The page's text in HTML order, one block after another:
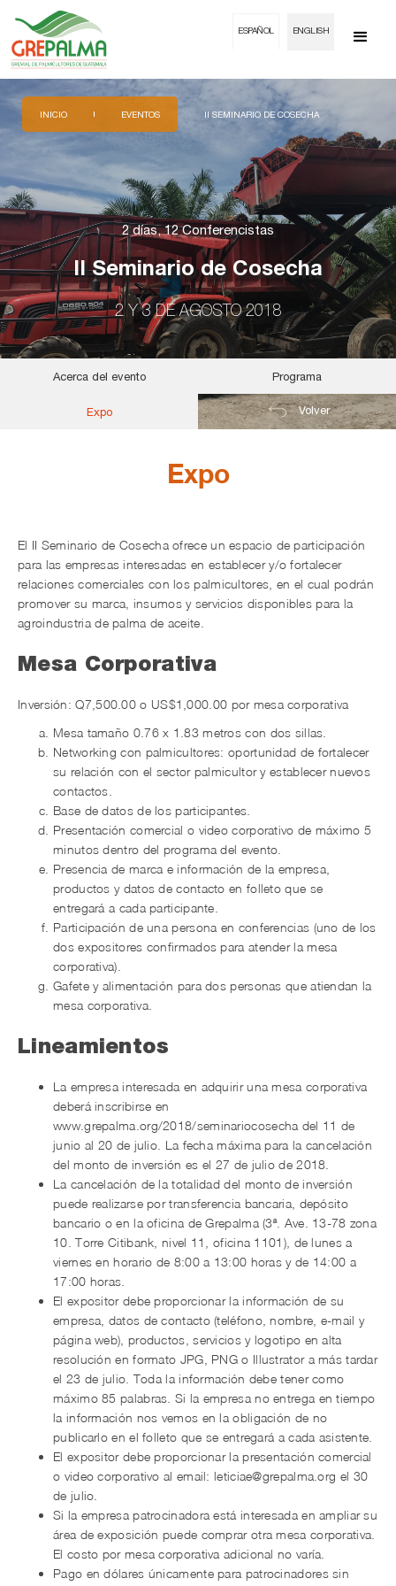
ESPAÑOL ENGLISH
INICIO EVENTOS II SEMINARIO DE COSECHA
2 días, 12 Conferencistas
II Seminario de Cosecha
2 Y 3 DE AGOSTO 2018
Acerca del evento Programa
Expo Volver
Expo
El II Seminario de Cosecha ofrece un espacio de participación
para las empresas interesadas en establecer y/o fortalecer
relaciones comerciales con los palmicultores, en el cual podrán
promover su marca, insumos y servicios disponibles para la
agroindustria de palma de aceite.
Mesa Corporativa
Inversión: Q7,500.00 o US$1,000.00 por mesa corporativa
Mesa tamaño 0.76 x 1.83 metros con dos sillas.
Networking con palmicultores: oportunidad de fortalecer
su relación con el sector palmicultor y establecer nuevos
contactos.
Base de datos de los participantes.
Presentación comercial o video corporativo de máximo 5
minutos dentro del programa del evento.
Presencia de marca e información de la empresa,
productos y datos de contacto en folleto que se
entregará a cada participante.
Participación de una persona en conferencias (uno de los
dos expositores confirmados para atender la mesa
corporativa).
Gafete y alimentación para dos personas que atiendan la
mesa corporativa.
Lineamientos
La empresa interesada en adquirir una mesa corporativa
deberá inscribirse en
www.grepalma.org/2018/seminariocosecha del 11 de
junio al 20 de julio. La fecha máxima para la cancelación
del monto de inversión es el 27 de julio de 2018.
La cancelación de la totalidad del monto de inversión
puede realizarse por transferencia bancaria, depósito
bancario o en la oficina de Grepalma (3ª. Ave. 13-78 zona
10. Torre Citibank, nivel 11, oficina 1101), de lunes a
viernes en horario de 8:00 a 13:00 horas y de 14:00 a
17:00 horas.
El expositor debe proporcionar la información de su
empresa, datos de contacto (teléfono, nombre, e-mail y
página web), productos, servicios y logotipo en alta
resolución en formato JPG, PNG o Illustrator a más tardar
el 23 de julio. Toda la información debe tener como
máximo 85 palabras. Si la empresa no entrega en tiempo
la información nos vemos en la obligación de no
publicarlo en el folleto que se entregará a cada asistente.
El expositor debe proporcionar la presentación comercial
o video corporativo al email:leticiae@grepalma.org el 30
de julio.
Si la empresa patrocinadora está interesada en ampliar su
área de exposición puede comprar otra mesa corporativa.
El costo por mesa corporativa adicional no varía.
Pago en dólares únicamente para patrocinadores sin